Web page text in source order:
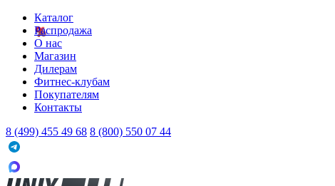
Каталог
Распродажа
О нас
Магазин
Дилерам
Фитнес-клубам
Покупателям
Контакты
8 (499) 455 49 68 8 (800) 550 07 44